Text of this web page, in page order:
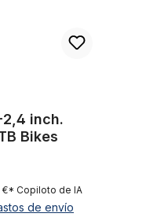
Bikes
€* Copiloto de IA
de envío